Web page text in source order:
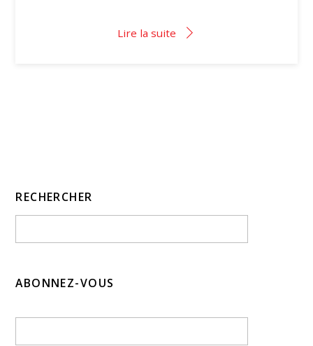
Lire la suite
RECHERCHER
ABONNEZ-VOUS